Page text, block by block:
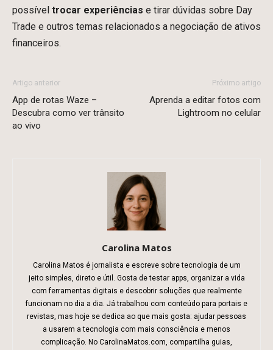
possível trocar experiências e tirar dúvidas sobre Day
Trade e outros temas relacionados a negociação de ativos
financeiros.
Artigo anterior
App de rotas Waze –
Descubra como ver trânsito
ao vivo
Próximo artigo
Aprenda a editar fotos com
Lightroom no celular
Carolina Matos
Carolina Matos é jornalista e escreve sobre tecnologia de um
jeito simples, direto e útil. Gosta de testar apps, organizar a vida
com ferramentas digitais e descobrir soluções que realmente
funcionam no dia a dia. Já trabalhou com conteúdo para portais e
revistas, mas hoje se dedica ao que mais gosta: ajudar pessoas
a usarem a tecnologia com mais consciência e menos
complicação. No CarolinaMatos.com, compartilha guias,